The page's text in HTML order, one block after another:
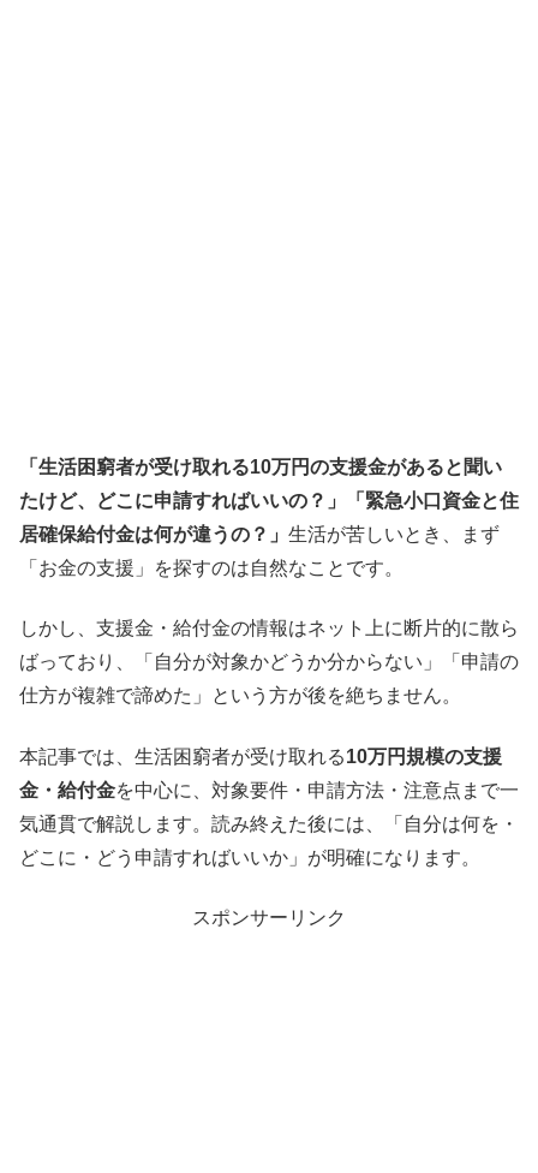
「生活困窮者が受け取れる10万円の支援金があると聞い
たけど、どこに申請すればいいの？」「緊急小口資金と住
居確保給付金は何が違うの？」 生活が苦しいとき、まず
「お金の支援」を探すのは自然なことです。
しかし、支援金・給付金の情報はネット上に断片的に散ら
ばっており、「自分が対象かどうか分からない」「申請の
仕方が複雑で諦めた」という方が後を絶ちません。
本記事では、生活困窮者が受け取れる10万円規模の支援
金・給付金を中心に、対象要件・申請方法・注意点まで一
気通貫で解説します。読み終えた後には、「自分は何を・
どこに・どう申請すればいいか」が明確になります。
スポンサーリンク